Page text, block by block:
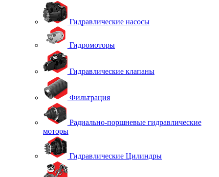
Гидравлические насосы
Гидромоторы
Гидравлические клапаны
Фильтрация
Радиально-поршневые гидравлические
моторы
Гидравлические Цилиндры